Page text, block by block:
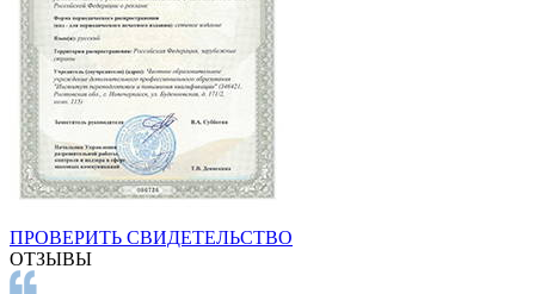
ПРОВЕРИТЬ СВИДЕТЕЛЬСТВО
ОТЗЫВЫ